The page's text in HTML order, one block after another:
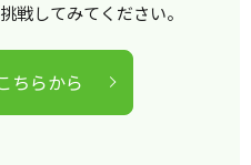
戦してみてください。
ちらから